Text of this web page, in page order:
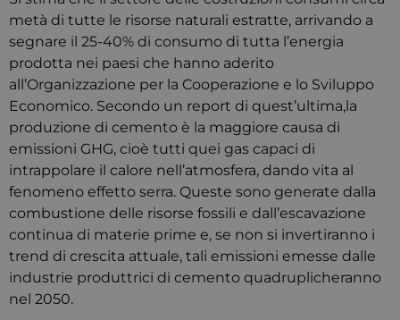
metà di tutte le risorse naturali estratte, arrivando a
segnare il 25-40% di consumo di tutta l’energia
prodotta nei paesi che hanno aderito
all’Organizzazione per la Cooperazione e lo Sviluppo
Economico. Secondo un report di quest’ultima,la
produzione di cemento è la maggiore causa di
emissioni GHG, cioè tutti quei gas capaci di
intrappolare il calore nell’atmosfera, dando vita al
fenomeno effetto serra. Queste sono generate dalla
combustione delle risorse fossili e dall’escavazione
continua di materie prime e, se non si invertiranno i
trend di crescita attuale, tali emissioni emesse dalle
industrie produttrici di cemento quadruplicheranno
nel 2050.